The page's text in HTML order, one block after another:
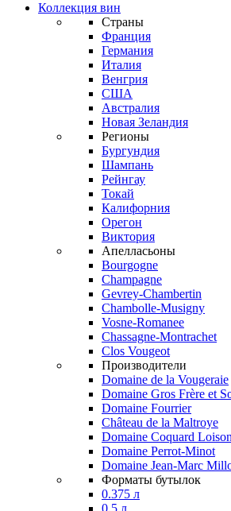
Коллекция вин
Страны
Франция
Германия
Италия
Венгрия
США
Австралия
Новая Зеландия
Регионы
Бургундия
Шампань
Рейнгау
Токай
Калифорния
Орегон
Виктория
Апелласьоны
Bourgogne
Champagne
Gevrey-Chambertin
Chambolle-Musigny
Vosne-Romanee
Chassagne-Montrachet
Clos Vougeot
Производители
Domaine de la Vougeraie
Domaine Gros Frère et
Domaine Fourrier
Château de la Maltroye
Domaine Coquard
Domaine Perrot-Minot
Domaine Jean-Marc
Форматы бутылок
0.375 л
0.5 л